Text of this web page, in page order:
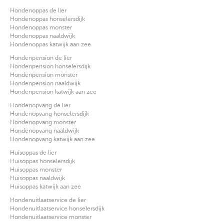
Hondenoppas de lier
Hondenoppas honselersdijk
Hondenoppas monster
Hondenoppas naaldwijk
Hondenoppas katwijk aan zee
Hondenpension de lier
Hondenpension honselersdijk
Hondenpension monster
Hondenpension naaldwijk
Hondenpension katwijk aan zee
Hondenopvang de lier
Hondenopvang honselersdijk
Hondenopvang monster
Hondenopvang naaldwijk
Hondenopvang katwijk aan zee
Huisoppas de lier
Huisoppas honselersdijk
Huisoppas monster
Huisoppas naaldwijk
Huisoppas katwijk aan zee
Hondenuitlaatservice de lier
Hondenuitlaatservice honselersdijk
Hondenuitlaatservice monster